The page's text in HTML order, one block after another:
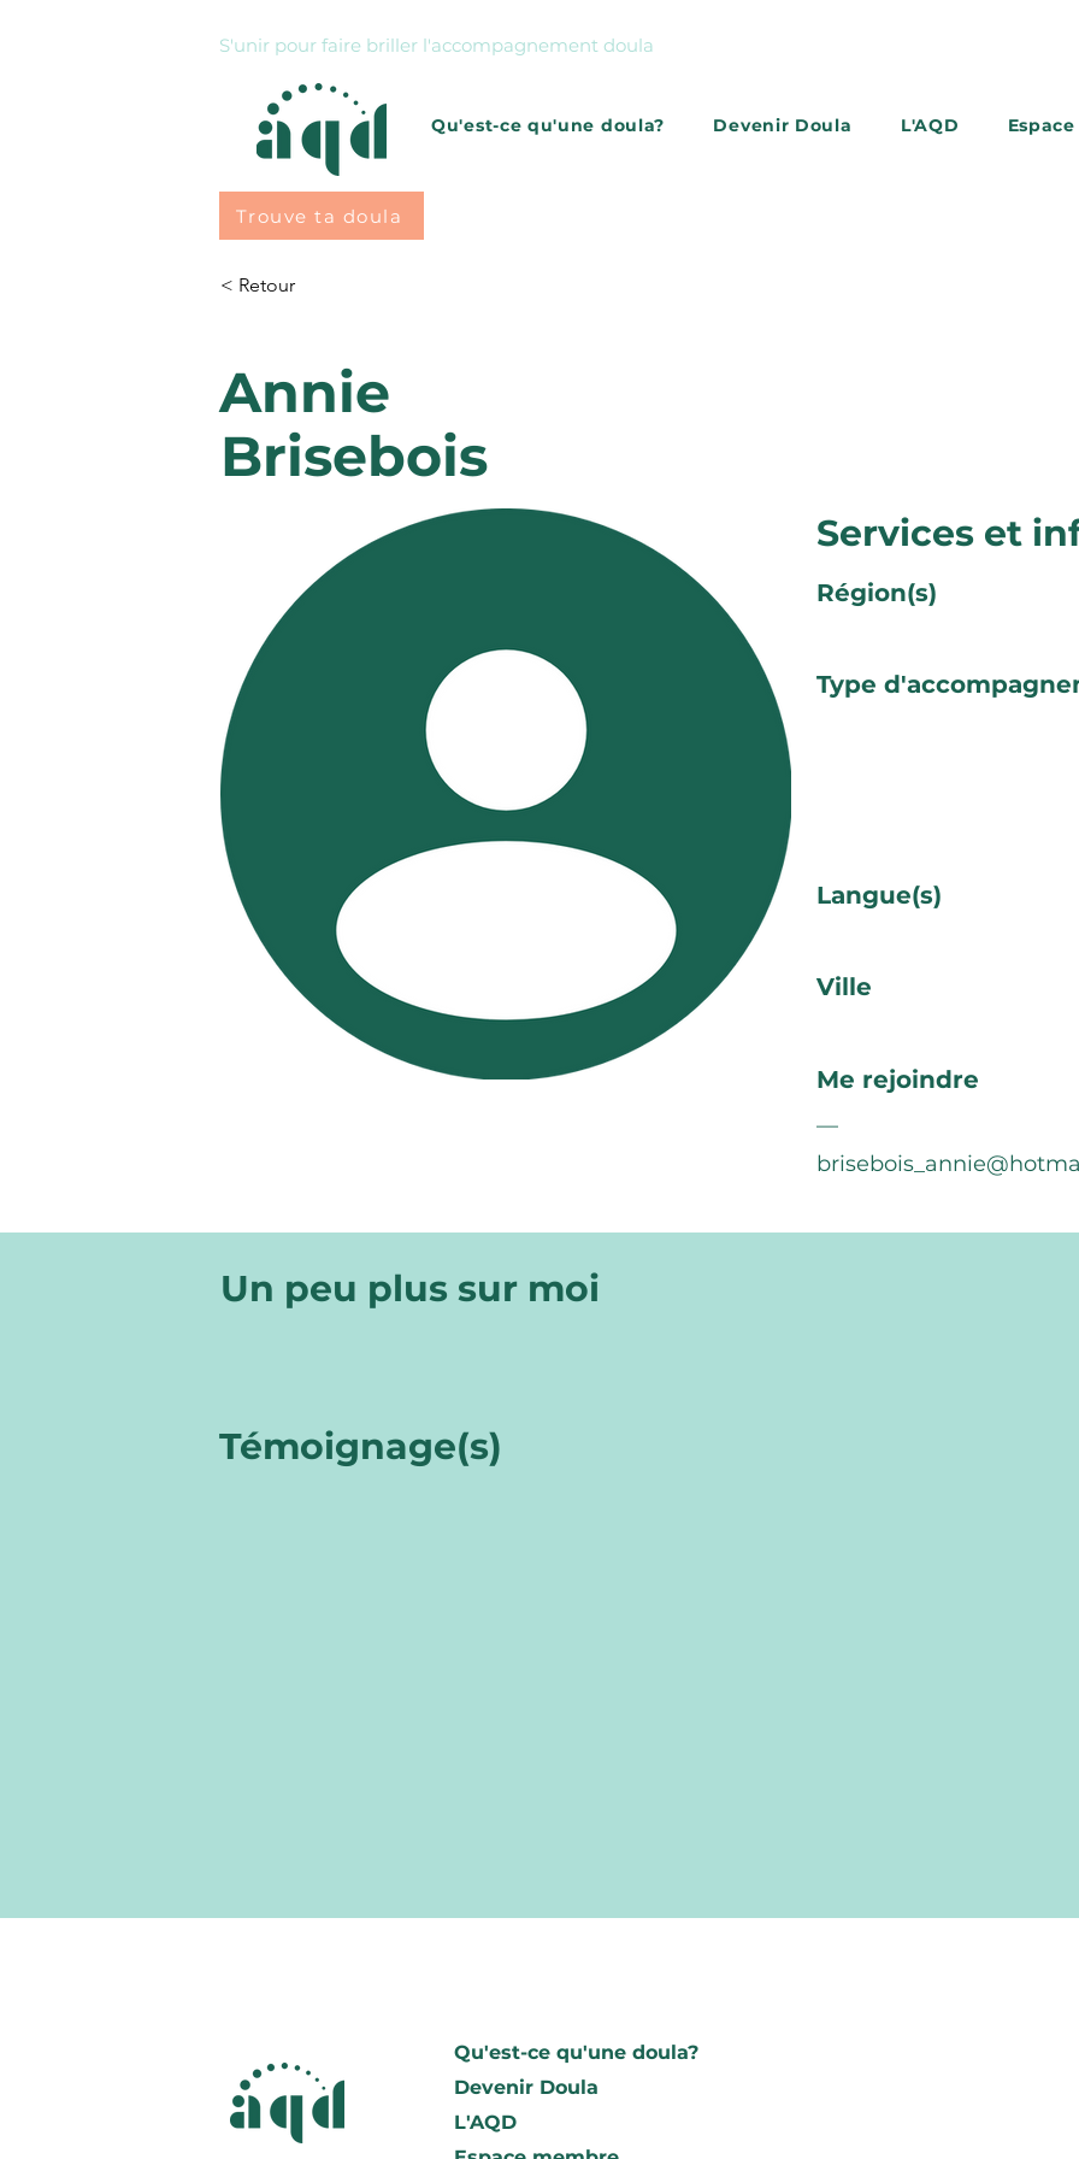
S'unir pour faire briller l'accompagnement doula
Qu'est-ce qu'une doula? Devenir Doula L'AQD
Trouve ta doula
< Retour
Brisebois
Annie
Langue(s)
Services et
Région(s)
Type
Ville
Me rejoindre
—
Un peu plus sur moi
Témoignage(s)
Qu'est-ce qu'une doula?
Devenir Doula
L'AQD